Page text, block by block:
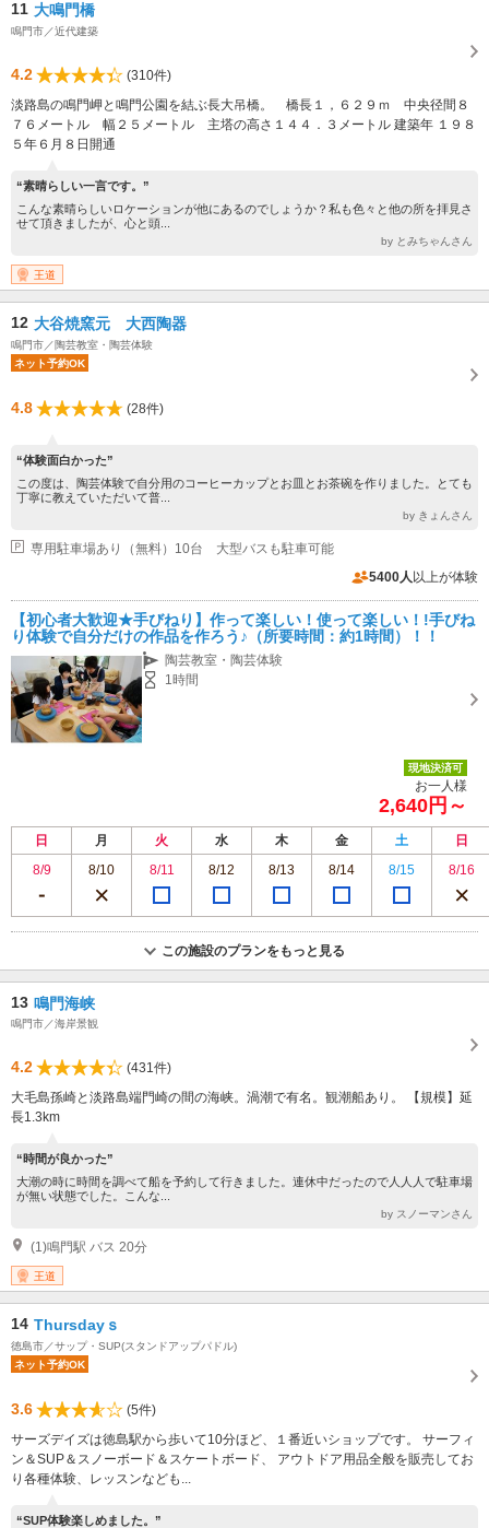
11 大鳴門橋
鳴門市／近代建築
4.2
(310件)
淡路島の鳴門岬と鳴門公園を結ぶ長大吊橋。 橋長１，６２９ｍ 中央径間８
７６メートル 幅２５メートル 主塔の高さ１４４．３メートル 建築年 １９８
５年６月８日開通
“素晴らしい一言です。”
こんな素晴らしいロケーションが他にあるのでしょうか？私も色々と他の所を拝見さ
せて頂きましたが、心と頭...
by とみちゃんさん
王道
12 大谷焼窯元 大西陶器
鳴門市／陶芸教室・陶芸体験
ネット予約OK
4.8 (28件)
“体験面白かった”
この度は、陶芸体験で自分用のコーヒーカップとお皿とお茶碗を作りました。とても
丁寧に教えていただいて普...
by きょんさん
専用駐車場あり（無料）10台 大型バスも駐車可能
5400人 以上が体験
【初心者大歓迎★手びねり】作って楽しい！使って楽しい！!手びね
り体験で自分だけの作品を作ろう♪（所要時間：約1時間）！！
陶芸教室・陶芸体験
1時間
現地決済可
お一人様
2,640円～
日 月 火 水 木 金 土
日
8/9
8/10 8/11 8/12 8/13 8/14 8/15 8/16
この施設のプランをもっと見る
13 鳴門海峡
鳴門市／海岸景観
4.2
(431件)
大毛島孫崎と淡路島端門崎の間の海峡。渦潮で有名。観潮船あり。 【規模】延
長1.3km
“時間が良かった”
大潮の時に時間を調べて船を予約して行きました。連休中だったので人人人で駐車場
が無い状態でした。こんな...
by スノーマンさん
(1)鳴門駅 バス 20分
王道
14 Thursdayｓ
徳島市／サップ・SUP(スタンドアップパドル)
ネット予約OK
3.6
(5件)
サーズデイズは徳島駅から歩いて10分ほど、１番近いショップです。 サーフィ
ン＆SUP＆スノーボード＆スケートボード、 アウトドア用品全般を販売してお
り各種体験、レッスンなども...
“SUP体験楽しめました。”